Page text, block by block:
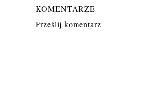
KOMENTARZE
Prześlij komentarz